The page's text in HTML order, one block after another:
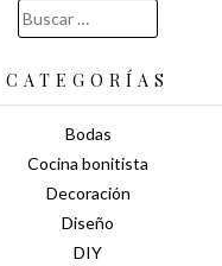
Buscar:
CATEGORÍAS
Bodas
Cocina bonitista
Decoración
Diseño
DIY